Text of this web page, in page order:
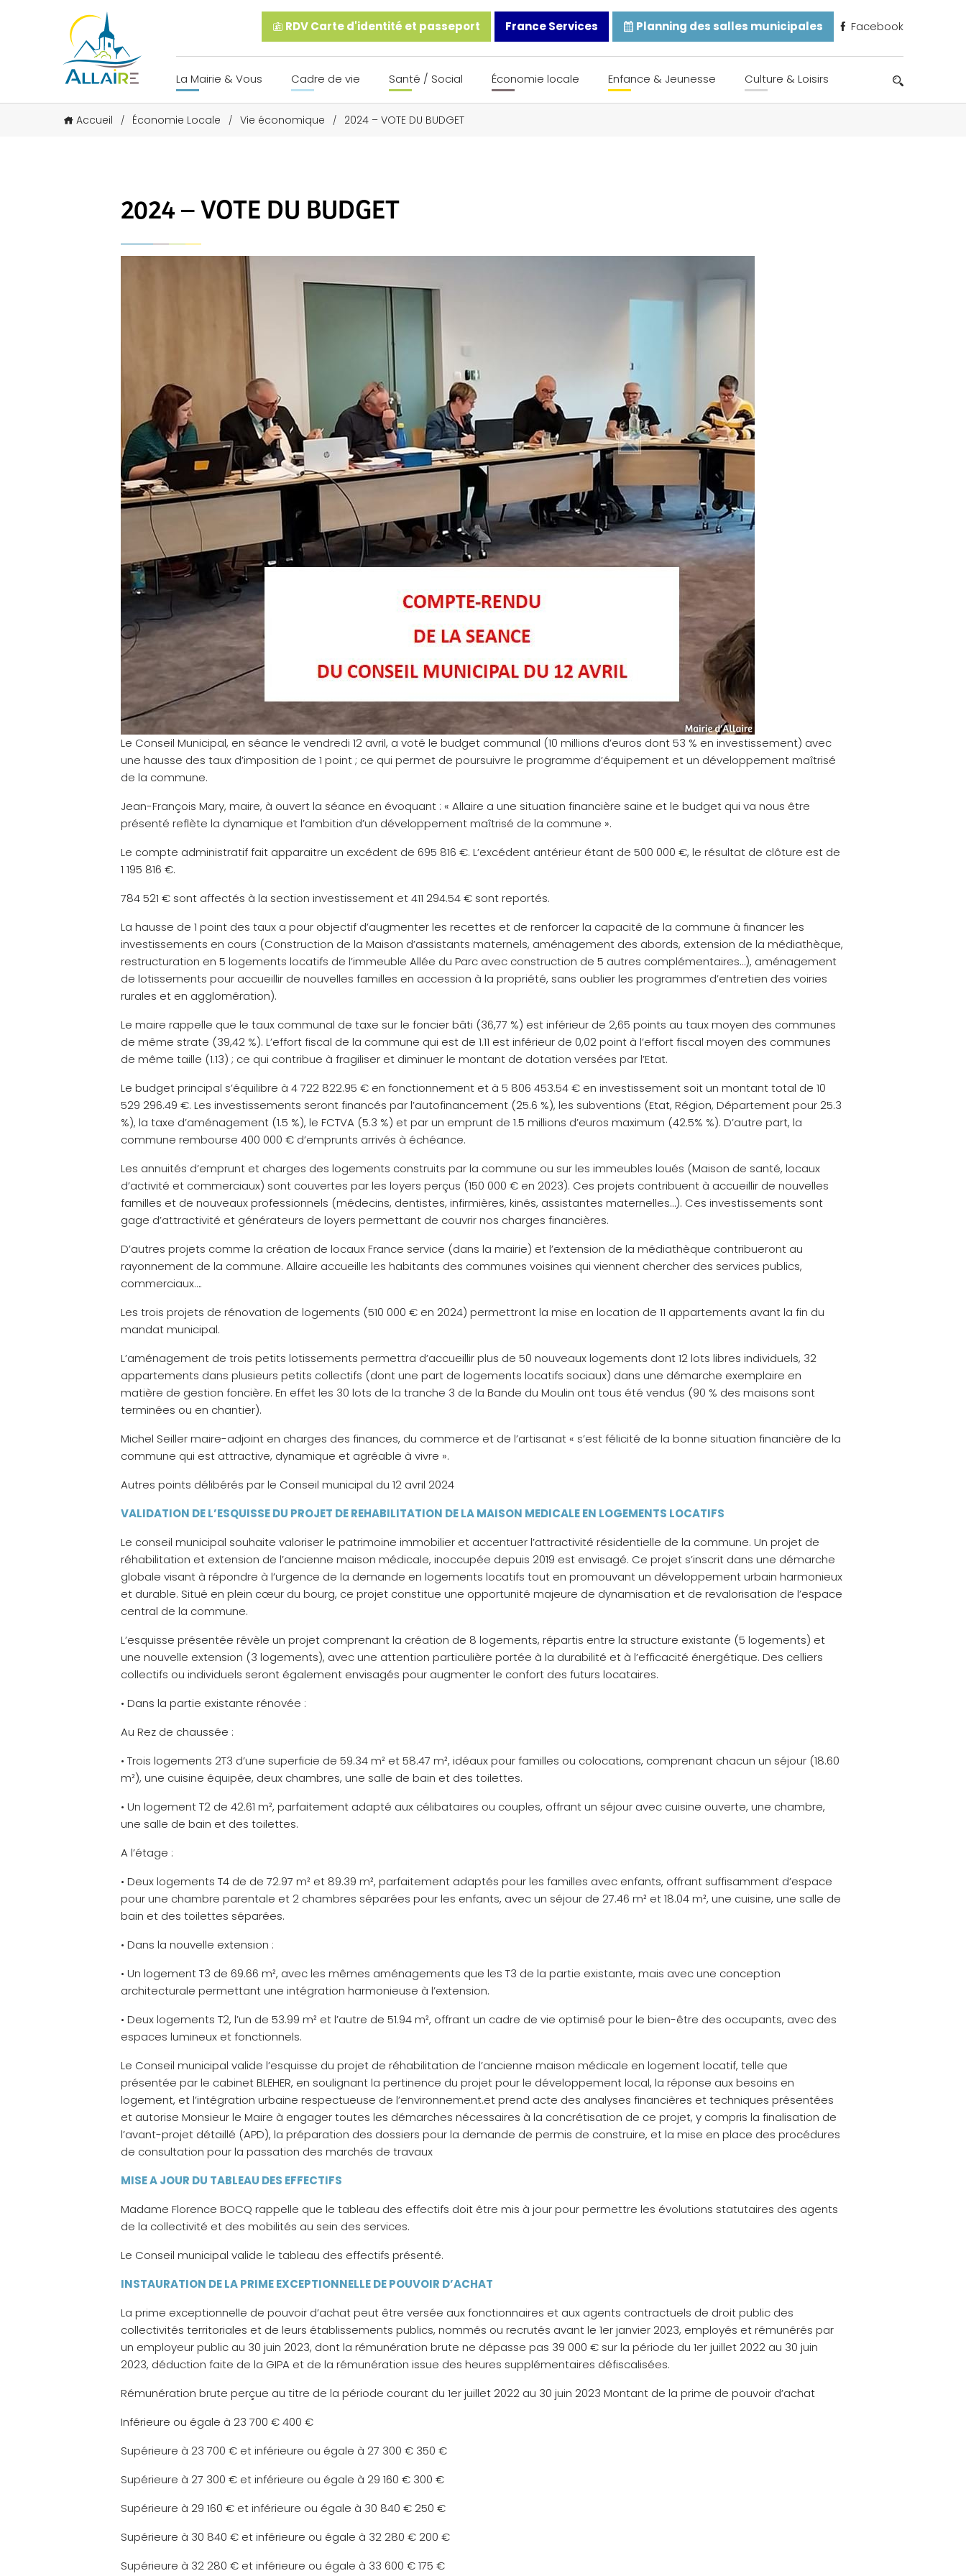
RDV Carte d'identité et passeport France Services Planning des salles municipales Facebook
La Mairie & Vous Cadre de vie Santé / Social Économie locale Enfance & Jeunesse Culture & Loisirs
Accueil / Économie Locale / Vie économique / 2024 – VOTE DU BUDGET
2024 – VOTE DU BUDGET
Le Conseil Municipal, en séance le vendredi 12 avril, a voté le budget communal (10 millions d’euros dont 53 % en investissement) avec
une hausse des taux d’imposition de 1 point ; ce qui permet de poursuivre le programme d’équipement et un développement maîtrisé
de la commune.
Jean-François Mary, maire, à ouvert la séance en évoquant : « Allaire a une situation financière saine et le budget qui va nous être
présenté reflète la dynamique et l’ambition d’un développement maîtrisé de la commune ».
Le compte administratif fait apparaitre un excédent de 695 816 €. L’excédent antérieur étant de 500 000 €, le résultat de clôture est de
1 195 816 €.
784 521 € sont affectés à la section investissement et 411 294.54 € sont reportés.
La hausse de 1 point des taux a pour objectif d’augmenter les recettes et de renforcer la capacité de la commune à financer les
investissements en cours (Construction de la Maison d’assistants maternels, aménagement des abords, extension de la médiathèque,
restructuration en 5 logements locatifs de l’immeuble Allée du Parc avec construction de 5 autres complémentaires…), aménagement
de lotissements pour accueillir de nouvelles familles en accession à la propriété, sans oublier les programmes d’entretien des voiries
rurales et en agglomération).
Le maire rappelle que le taux communal de taxe sur le foncier bâti (36,77 %) est inférieur de 2,65 points au taux moyen des communes
de même strate (39,42 %). L’effort fiscal de la commune qui est de 1.11 est inférieur de 0,02 point à l’effort fiscal moyen des communes
de même taille (1.13) ; ce qui contribue à fragiliser et diminuer le montant de dotation versées par l’Etat.
Le budget principal s’équilibre à 4 722 822.95 € en fonctionnement et à 5 806 453.54 € en investissement soit un montant total de 10
529 296.49 €. Les investissements seront financés par l’autofinancement (25.6 %), les subventions (Etat, Région, Département pour 25.3
%), la taxe d’aménagement (1.5 %), le FCTVA (5.3 %) et par un emprunt de 1.5 millions d’euros maximum (42.5% %). D’autre part, la
commune rembourse 400 000 € d’emprunts arrivés à échéance.
Les annuités d’emprunt et charges des logements construits par la commune ou sur les immeubles loués (Maison de santé, locaux
d’activité et commerciaux) sont couvertes par les loyers perçus (150 000 € en 2023). Ces projets contribuent à accueillir de nouvelles
familles et de nouveaux professionnels (médecins, dentistes, infirmières, kinés, assistantes maternelles…). Ces investissements sont
gage d’attractivité et générateurs de loyers permettant de couvrir nos charges financières.
D’autres projets comme la création de locaux France service (dans la mairie) et l’extension de la médiathèque contribueront au
rayonnement de la commune. Allaire accueille les habitants des communes voisines qui viennent chercher des services publics,
commerciaux….
Les trois projets de rénovation de logements (510 000 € en 2024) permettront la mise en location de 11 appartements avant la fin du
mandat municipal.
L’aménagement de trois petits lotissements permettra d’accueillir plus de 50 nouveaux logements dont 12 lots libres individuels, 32
appartements dans plusieurs petits collectifs (dont une part de logements locatifs sociaux) dans une démarche exemplaire en
matière de gestion foncière. En effet les 30 lots de la tranche 3 de la Bande du Moulin ont tous été vendus (90 % des maisons sont
terminées ou en chantier).
Michel Seiller maire-adjoint en charges des finances, du commerce et de l’artisanat « s’est félicité de la bonne situation financière de la
commune qui est attractive, dynamique et agréable à vivre ».
Autres points délibérés par le Conseil municipal du 12 avril 2024
VALIDATION DE L’ESQUISSE DU PROJET DE REHABILITATION DE LA MAISON MEDICALE EN LOGEMENTS LOCATIFS
Le conseil municipal souhaite valoriser le patrimoine immobilier et accentuer l’attractivité résidentielle de la commune. Un projet de
réhabilitation et extension de l’ancienne maison médicale, inoccupée depuis 2019 est envisagé. Ce projet s’inscrit dans une démarche
globale visant à répondre à l’urgence de la demande en logements locatifs tout en promouvant un développement urbain harmonieux
et durable. Situé en plein cœur du bourg, ce projet constitue une opportunité majeure de dynamisation et de revalorisation de l’espace
central de la commune.
L’esquisse présentée révèle un projet comprenant la création de 8 logements, répartis entre la structure existante (5 logements) et
une nouvelle extension (3 logements), avec une attention particulière portée à la durabilité et à l’efficacité énergétique. Des celliers
collectifs ou individuels seront également envisagés pour augmenter le confort des futurs locataires.
• Dans la partie existante rénovée :
Au Rez de chaussée :
• Trois logements 2T3 d’une superficie de 59.34 m² et 58.47 m², idéaux pour familles ou colocations, comprenant chacun un séjour (18.60
m²), une cuisine équipée, deux chambres, une salle de bain et des toilettes.
• Un logement T2 de 42.61 m², parfaitement adapté aux célibataires ou couples, offrant un séjour avec cuisine ouverte, une chambre,
une salle de bain et des toilettes.
A l’étage :
• Deux logements T4 de de 72.97 m² et 89.39 m², parfaitement adaptés pour les familles avec enfants, offrant suffisamment d’espace
pour une chambre parentale et 2 chambres séparées pour les enfants, avec un séjour de 27.46 m² et 18.04 m², une cuisine, une salle de
bain et des toilettes séparées.
• Dans la nouvelle extension :
• Un logement T3 de 69.66 m², avec les mêmes aménagements que les T3 de la partie existante, mais avec une conception
architecturale permettant une intégration harmonieuse à l’extension.
• Deux logements T2, l’un de 53.99 m² et l’autre de 51.94 m², offrant un cadre de vie optimisé pour le bien-être des occupants, avec des
espaces lumineux et fonctionnels.
Le Conseil municipal valide l’esquisse du projet de réhabilitation de l’ancienne maison médicale en logement locatif, telle que
présentée par le cabinet BLEHER, en soulignant la pertinence du projet pour le développement local, la réponse aux besoins en
logement, et l’intégration urbaine respectueuse de l’environnement.et prend acte des analyses financières et techniques présentées
et autorise Monsieur le Maire à engager toutes les démarches nécessaires à la concrétisation de ce projet, y compris la finalisation de
l’avant-projet détaillé (APD), la préparation des dossiers pour la demande de permis de construire, et la mise en place des procédures
de consultation pour la passation des marchés de travaux
MISE A JOUR DU TABLEAU DES EFFECTIFS
Madame Florence BOCQ rappelle que le tableau des effectifs doit être mis à jour pour permettre les évolutions statutaires des agents
de la collectivité et des mobilités au sein des services.
Le Conseil municipal valide le tableau des effectifs présenté.
INSTAURATION DE LA PRIME EXCEPTIONNELLE DE POUVOIR D’ACHAT
La prime exceptionnelle de pouvoir d’achat peut être versée aux fonctionnaires et aux agents contractuels de droit public des
collectivités territoriales et de leurs établissements publics, nommés ou recrutés avant le 1er janvier 2023, employés et rémunérés par
un employeur public au 30 juin 2023, dont la rémunération brute ne dépasse pas 39 000 € sur la période du 1er juillet 2022 au 30 juin
2023, déduction faite de la GIPA et de la rémunération issue des heures supplémentaires défiscalisées.
Rémunération brute perçue au titre de la période courant du 1er juillet 2022 au 30 juin 2023 Montant de la prime de pouvoir d’achat
Inférieure ou égale à 23 700 € 400 €
Supérieure à 23 700 € et inférieure ou égale à 27 300 € 350 €
Supérieure à 27 300 € et inférieure ou égale à 29 160 € 300 €
Supérieure à 29 160 € et inférieure ou égale à 30 840 € 250 €
Supérieure à 30 840 € et inférieure ou égale à 32 280 € 200 €
Supérieure à 32 280 € et inférieure ou égale à 33 600 € 175 €